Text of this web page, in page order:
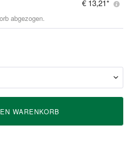
€ 13,21*
abgezogen.
WARENKORB